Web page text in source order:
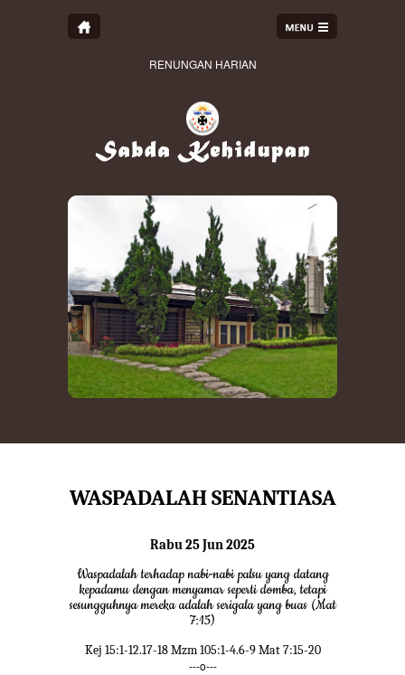
RENUNGAN HARIAN
WASPADALAH SENANTIASA
Rabu 25 Jun 2025
Waspadalah terhadap nabi-nabi palsu yang datang
kepadamu dengan menyamar seperti domba, tetapi
sesungguhnya mereka adalah serigala yang buas (Mat
7:15)
Kej 15:1-12.17-18 Mzm 105:1-4.6-9 Mat 7:15-20
---o---